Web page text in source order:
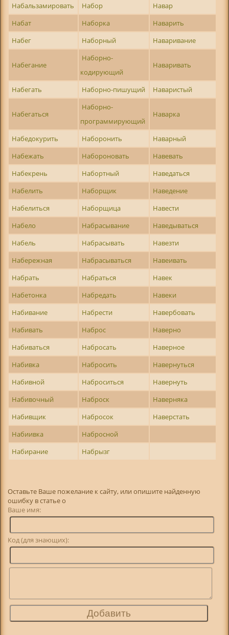
Набальзамировать
Набор
Навар
Набат
Наборка
Наварить
Набег
Наборный Наваривание
Набегание
Наборно-
кодирующий
Наваривать
Набегать Наборно-пишущий Наваристый
Набегаться
Наборно-
программирующий
Наварка
Набедокурить Наборонить
Наварный
Набежать
Набороновать
Навевать
Набекрень
Набортный
Наведаться
Набелить
Наборщик
Наведение
Набелиться
Наборщица
Навести
Набело
Набрасывание
Наведываться
Набель
Набрасывать
Навезти
Набережная
Набрасываться
Навеивать
Набрать
Набраться
Навек
Набетонка
Набредать
Навеки
Набивание
Набрести
Навербовать
Набивать
Наброс
Наверно
Набиваться
Набросать
Наверное
Набивка
Набросить
Навернуться
Набивной
Наброситься
Навернуть
Набивочный
Наброск
Наверняка
Набивщик
Набросок
Наверстать
Набиивка
Набросной
Набирание
Набрызг
Оставьте Ваше пожелание к сайту, или опишите найденную
ошибку в статье о
Ваше имя:
Код (для знающих):